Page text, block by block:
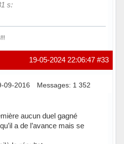
s:
#33
19-05-2024 22:06:47
09-2016 Messages: 1 352
aucun duel gagné
a de l’avance mais se